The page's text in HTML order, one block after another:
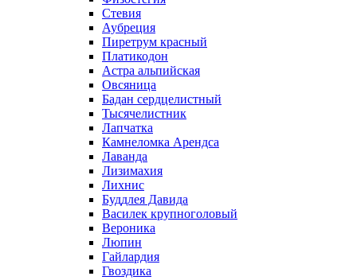
Стевия
Аубреция
Пиретрум красный
Платикодон
Астра альпийская
Овсяница
Бадан сердцелистный
Тысячелистник
Лапчатка
Камнеломка Арендса
Лаванда
Лизимахия
Лихнис
Буддлея Давида
Василек крупноголовый
Вероника
Люпин
Гайлардия
Гвоздика